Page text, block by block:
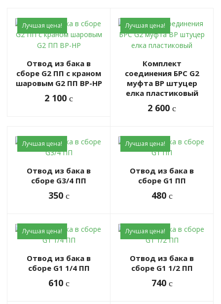
Лучшая цена!
Отвод из бака в
сборе G2 ПП с краном
шаровым G2 ПП ВР-НР
2 100 c
Лучшая цена!
Комплект
соединения БРС G2
муфта ВР штуцер
елка пластиковый
2 600 c
Лучшая цена!
Отвод из бака в
сборе G3/4 ПП
350 c
Лучшая цена!
Отвод из бака в
сборе G1 ПП
480 c
Лучшая цена!
Отвод из бака в
сборе G1 1/4 ПП
610 c
Лучшая цена!
Отвод из бака в
сборе G1 1/2 ПП
740 c